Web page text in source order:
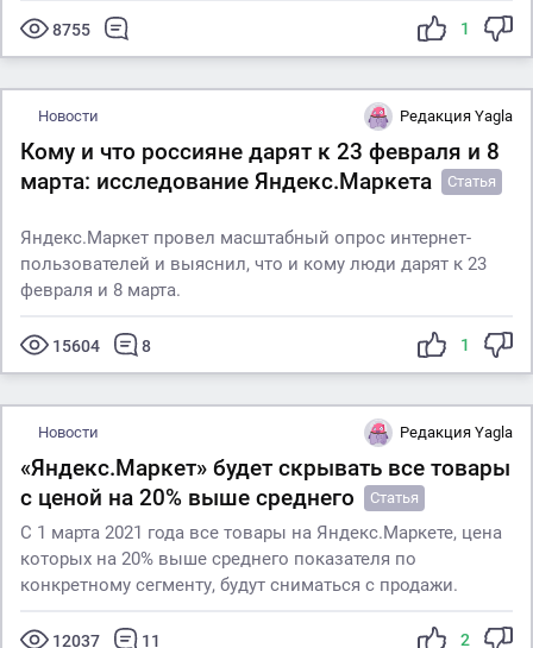
8755 1
Новости Редакция Yagla
Кому и что россияне дарят к 23 февраля и 8
марта: исследование Яндекс.Маркета
Статья
Яндекс.Маркет провел масштабный опрос интернет-
пользователей и выяснил, что и кому люди дарят к 23
февраля и 8 марта.
15604 8 1
Новости Редакция Yagla
«Яндекс.Маркет» будет скрывать все товары
с ценой на 20% выше среднего
Статья
С 1 марта 2021 года все товары на Яндекс.Маркете, цена
которых на 20% выше среднего показателя по
конкретному сегменту, будут сниматься с продажи.
12037 11 2